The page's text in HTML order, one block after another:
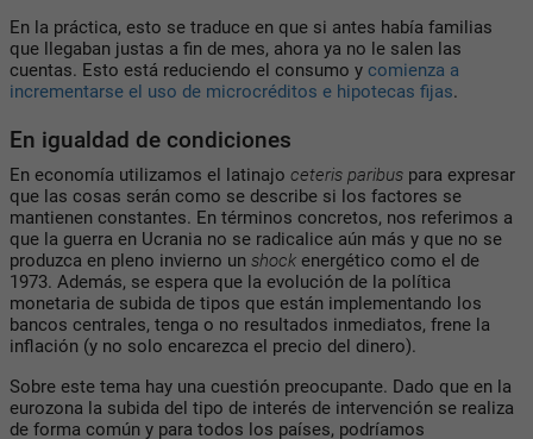
En la práctica, esto se traduce en que si antes había familias
que llegaban justas a fin de mes, ahora ya no le salen las
cuentas. Esto está reduciendo el consumo y comienza a
incrementarse el uso de microcréditos e hipotecas fijas.
En igualdad de condiciones
En economía utilizamos el latinajo ceteris paribus para expresar
que las cosas serán como se describe si los factores se
mantienen constantes. En términos concretos, nos referimos a
que la guerra en Ucrania no se radicalice aún más y que no se
produzca en pleno invierno un shock energético como el de
1973. Además, se espera que la evolución de la política
monetaria de subida de tipos que están implementando los
bancos centrales, tenga o no resultados inmediatos, frene la
inflación (y no solo encarezca el precio del dinero).
Sobre este tema hay una cuestión preocupante. Dado que en la
eurozona la subida del tipo de interés de intervención se realiza
de forma común y para todos los países, podríamos